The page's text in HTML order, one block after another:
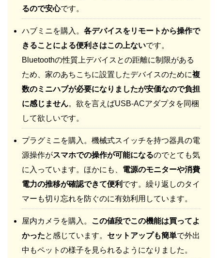
るので安心です。
ハブミニを購入。 各デバイスをリモートから操作で
きることによる便利さはこの上ないです。
Bluetoothの性質上デバイスとの距離に制限がある
ため、家のあちこちに設置したデバイスのために複
数のミニハブが必要になりましたが安価なので負担
に感じません。欲を言えばUSB-ACアダプタを同梱
して欲しいです。
プラグミニを購入。機械式スイッチを持つ器具の電
源操作がスマホでの操作が可能になるのでとても気
に入っています。ほかにも、 電源のモニターや消費
電力の推移が確認できて便利 です。繰り返しのタイ
マーも切り忘れを防ぐのに有効利用しています。
屋内カメラを購入。 この値段でこの機能は買ってよ
かったと感じています。 セットアップも簡単で外出
中もペットの様子を見られるようになりました。